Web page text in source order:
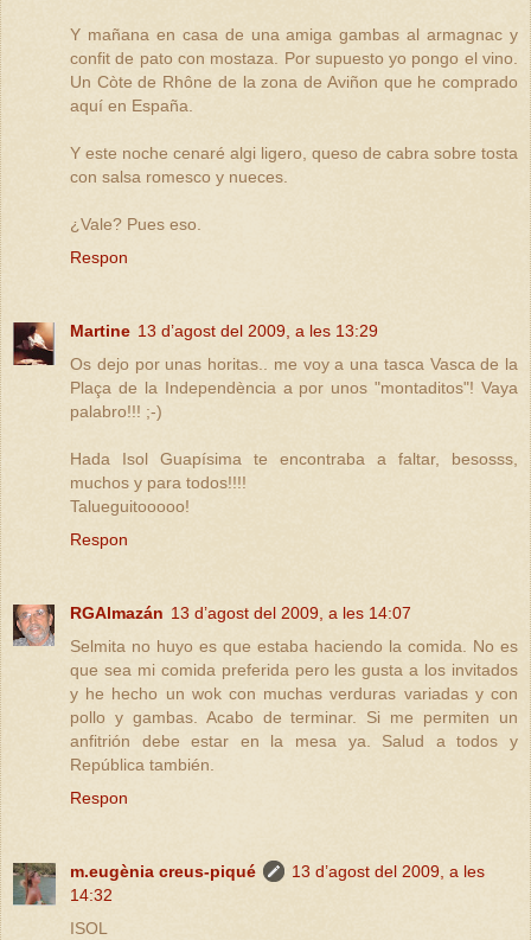
Y mañana en casa de una amiga gambas al armagnac y
confit de pato con mostaza. Por supuesto yo pongo el vino.
Un Còte de Rhône de la zona de Aviñon que he comprado
aquí en España.
Y este noche cenaré algi ligero, queso de cabra sobre tosta
con salsa romesco y nueces.
¿Vale? Pues eso.
Respon
Martine 13 d’agost del 2009, a les 13:29
Os dejo por unas horitas.. me voy a una tasca Vasca de la
Plaça de la Independència a por unos "montaditos"! Vaya
palabro!!! ;-)
Hada Isol Guapísima te encontraba a faltar, besosss,
muchos y para todos!!!!
Talueguitooooo!
Respon
RGAlmazán 13 d’agost del 2009, a les 14:07
Selmita no huyo es que estaba haciendo la comida. No es
que sea mi comida preferida pero les gusta a los invitados
y he hecho un wok con muchas verduras variadas y con
pollo y gambas. Acabo de terminar. Si me permiten un
anfitrión debe estar en la mesa ya. Salud a todos y
República también.
Respon
m.eugènia creus-piqué
13 d’agost del 2009, a les
14:32
ISOL